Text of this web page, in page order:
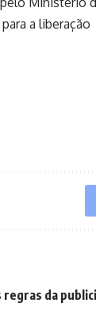
a liberação
regras da